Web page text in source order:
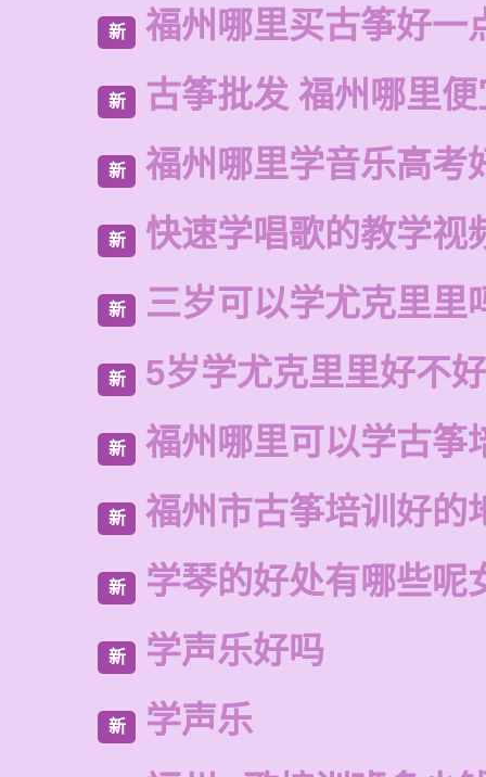
新 福州哪里买古筝好一
新 古筝批发 福州哪里
新 福州哪里学音乐高考
新 快速学唱歌的教学视
新 三岁可以学尤克里里
新 5岁学尤克里里好不好
新 福州哪里可以学古筝
新 福州市古筝培训好的
新 学琴的好处有哪些呢
新 学声乐好吗
新
学声乐